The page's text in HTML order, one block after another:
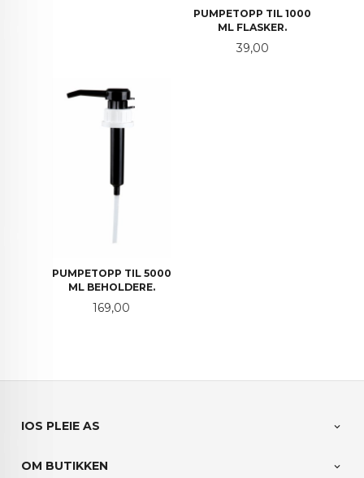
PUMPETOPP TIL 1000
ML FLASKER.
Pris
39,00
PUMPETOPP TIL 5000
ML BEHOLDERE.
Pris
169,00
IOS PLEIE AS
OM BUTIKKEN